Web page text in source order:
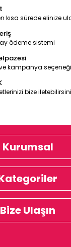
kısa sürede elinize
ödeme sistemi
kampanya seçeneği
bize
Kurumsal
Bize Ulaşın